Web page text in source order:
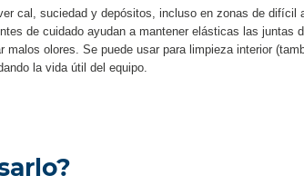
cal, suciedad y depósitos, incluso en zonas de difícil
de cuidado ayudan a mantener elásticas las juntas
olores. Se puede usar para limpieza interior
la vida útil del equipo.